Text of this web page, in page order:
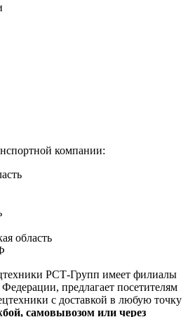
компании:
область
РСТ-Групп имеет филиалы
предлагает посетителям
с доставкой в любую точку
самовывозом или через